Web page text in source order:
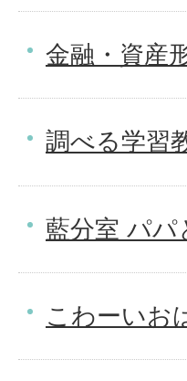
金融・資産
調べる学習
藍分室 パ
こわーいお